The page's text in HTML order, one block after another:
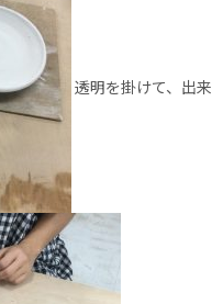
透明を掛けて、出来